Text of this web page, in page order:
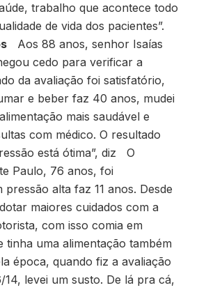
trabalho que acontece todo
de vida dos pacientes”.
Aos 88 anos, senhor Isaías
cedo para verificar a
da avaliação foi satisfatório,
e beber faz 40 anos, mudei
mais saudável e
com médico. O resultado
está ótima”, diz O
Paulo, 76 anos, foi
pressão alta faz 11 anos. Desde
maiores cuidados com a
com isso comia em
tinha uma alimentação também
época, quando fiz a avaliação
14, levei um susto. De lá pra cá,